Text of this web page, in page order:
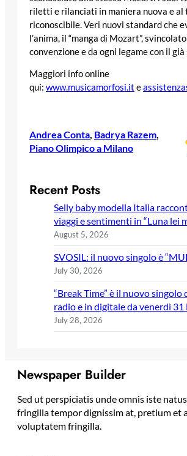
riletti e rilanciati in maniera nuova e al
riconoscibile. Veri nuovi standard che
l’anima, il “manga di Mozart”,
convenzione e da ogni legame con il
Maggiori info online
qui: www.musicamorfosi.it e
Andrea Conta, Badrya Razem
Piano Olimpico a Milano
Recent Posts
Selly baby modella Italia
viaggi e sentimenti in “Luna lei
August 5, 2026
SVOSIL: il nuovo singolo è
July 30, 2026
“Break Time” è il nuovo singolo
radio e in digitale da venerdì 31
July 28, 2026
Newspaper Builder
Sed ut perspiciatis unde omnis iste
fringilla tempor dignissim at, pretium et
voluptatem fringilla.